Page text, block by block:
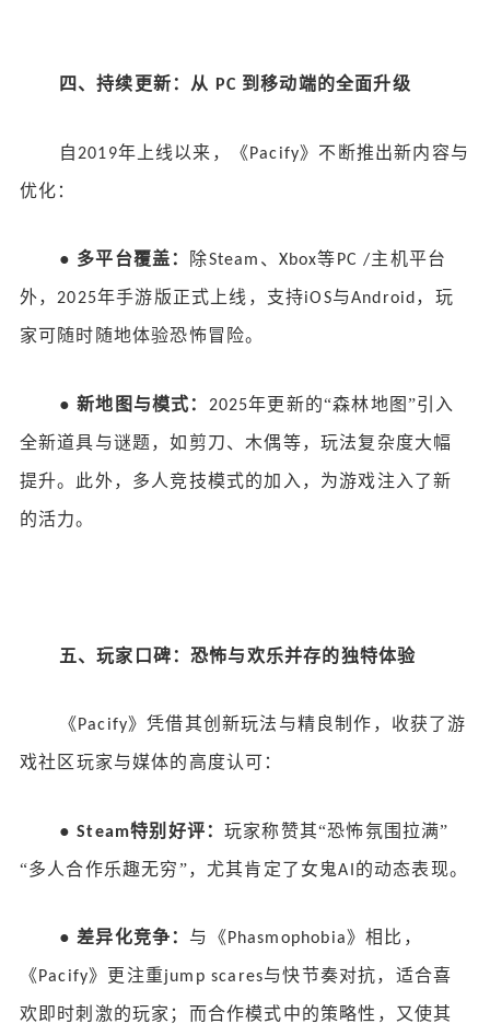
四、持续更新：从 PC 到移动端的全面升级
自2019年上线以来，《 Pacify》不断推出新内容与
优化：
● 多平台覆盖： 除Steam 、 Xbox等PC /主机平台
外， 2025年手游版正式上线，支持iOS与Android，玩
家可随时随地体验恐怖冒险。
● 新地图与模式： 2025年更新的“森林地图”引入
全新道具与谜题，如剪刀、木偶等，玩法复杂度大幅
提升。此外，多人竞技模式的加入，为游戏注入了新
的活力。
五、玩家口碑：恐怖与欢乐并存的独特体验
《Pacify》凭借其创新玩法与精良制作，收获了游
戏社区玩家与媒体的高度认可：
● Steam特别好评：玩家称赞其“恐怖氛围拉满”
“多人合作乐趣无穷”，尤其肯定了女鬼AI 的动态表现。
● 差异化竞争： 与《Phasmophobia》相比，
《Pacify》更注重jump scares与快节奏对抗，适合喜
欢即时刺激的玩家；而合作模式中的策略性，又使其